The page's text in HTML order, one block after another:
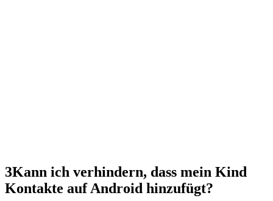
3Kann ich verhindern, dass mein Kind
Kontakte auf Android hinzufügt?